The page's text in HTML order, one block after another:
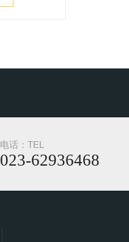
电话：TEL
023-62936468